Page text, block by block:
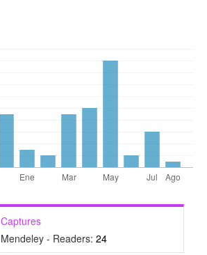
Captures
Mendeley - Readers: 24